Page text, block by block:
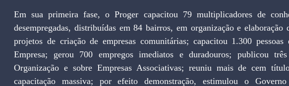
Em sua primeira fase, o Proger capacitou 79 multiplicadores de
desempregadas, distribuídas em 84 bairros, em organização e elaboração
projetos de criação de empresas comunitárias; capacitou 1.300
Empresa; gerou 700 empregos imediatos e duradouros; publicou
Organização e sobre Empresas Associativas; reuniu mais de cem
capacitação massiva; por efeito demonstração, estimulou o